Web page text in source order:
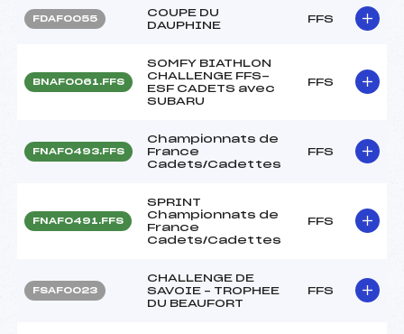
FDAF0055
COUPE DU
DAUPHINE
FFS
BNAF0061.FFS
SOMFY BIATHLON
CHALLENGE FFS-
ESF CADETS avec
SUBARU
FFS
FNAF0493.FFS
Championnats de
France
Cadets/Cadettes
FFS
FNAF0491.FFS
SPRINT
Championnats de
France
Cadets/Cadettes
FFS
FSAF0023
CHALLENGE DE
SAVOIE – TROPHEE
DU BEAUFORT
FFS